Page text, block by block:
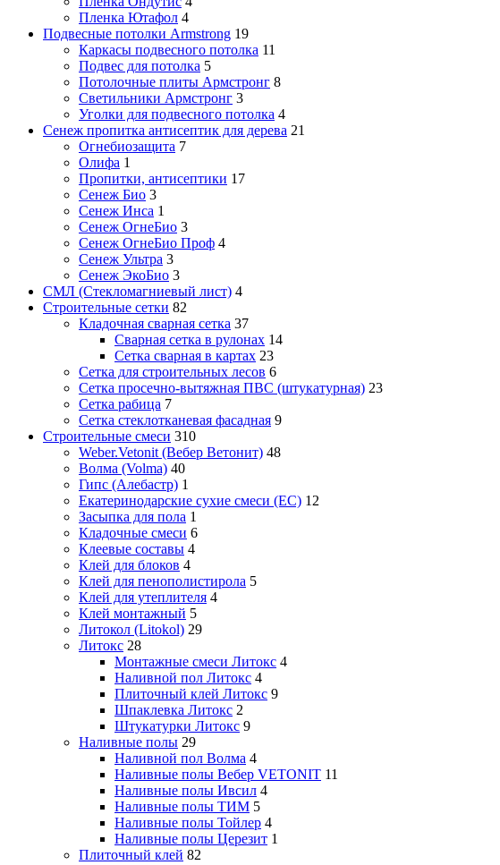
Пленка Ютафол 4
Подвесные потолки Armstrong 19
Каркасы подвесного потолка 11
Подвес для потолка 5
Потолочные плиты Армстронг 8
Светильники Армстронг 3
Уголки для подвесного потолка 4
Сенеж пропитка антисептик для дерева 21
Огнебиозащита 7
Олифа 1
Пропитки, антисептики 17
Сенеж Био 3
Сенеж Инса 1
Сенеж ОгнеБио 3
Сенеж ОгнеБио Проф 4
Сенеж Ультра 3
Сенеж ЭкоБио 3
СМЛ (Стекломагниевый лист) 4
Строительные сетки 82
Кладочная сварная сетка 37
Сварная сетка в рулонах 14
Сетка сварная в картах 23
Сетка для строительных лесов 6
Сетка просечно-вытяжная ПВС (штукатурная) 23
Сетка рабица 7
Сетка стеклотканевая фасадная 9
Строительные смеси 310
Weber.Vetonit (Вебер Ветонит) 48
Волма (Volma) 40
Гипс (Алебастр) 1
Екатеринодарские сухие смеси (ЕС) 12
Засыпка для пола 1
Кладочные смеси 6
Клеевые составы 4
Клей для блоков 4
Клей для пенополистирола 5
Клей для утеплителя 4
Клей монтажный 5
Литокол (Litokol) 29
Литокс 28
Монтажные смеси Литокс 4
Наливной пол Литокс 4
Плиточный клей Литокс 9
Шпаклевка Литокс 2
Штукатурки Литокс 9
Наливные полы 29
Наливной пол Волма 4
Наливные полы Вебер VETONIT 11
Наливные полы Ивсил 4
Наливные полы ТИМ 5
Наливные полы Тойлер 4
Наливные полы Церезит 1
Плиточный клей 82